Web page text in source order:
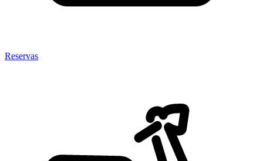
Reservas